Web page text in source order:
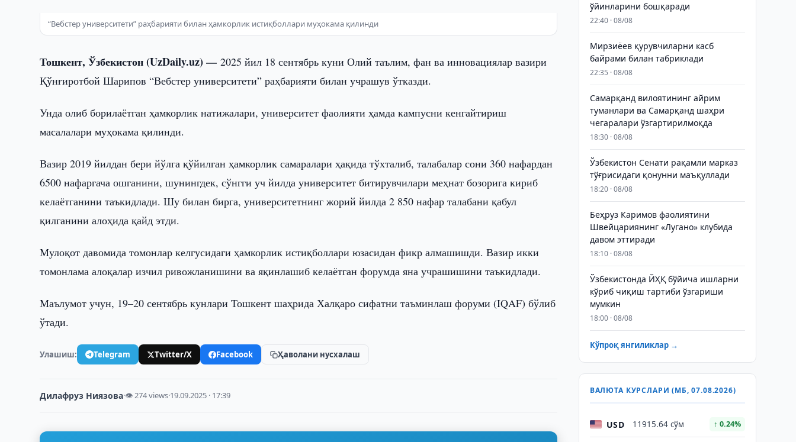
“Вебстер университети” раҳбарияти билан ҳамкорлик истиқболлари муҳокама қилинди
Тошкент, Ўзбекистон (UzDaily.uz) —2025 йил 18 сентябрь куни Олий таълим, фан ва инновациялар вазири
Қўнғиротбой Шарипов “Вебстер университети” раҳбарияти билан учрашув ўтказди.
Унда олиб борилаётган ҳамкорлик натижалари, университет фаолияти ҳамда кампусни кенгайтириш
масалалари муҳокама қилинди.
Вазир 2019 йилдан бери йўлга қўйилган ҳамкорлик самаралари ҳақида тўхталиб, талабалар сони 360 нафардан
6500 нафаргача ошганини, шунингдек, сўнгги уч йилда университет битирувчилари меҳнат бозорига кириб
келаётганини таъкидлади. Шу билан бирга, университетнинг жорий йилда 2 850 нафар талабани қабул
қилганини алоҳида қайд этди.
Мулоқот давомида томонлар келгусидаги ҳамкорлик истиқболлари юзасидан фикр алмашишди. Вазир икки
томонлама алоқалар изчил ривожланишини ва яқинлашиб келаётган форумда яна учрашишини таъкидлади.
Маълумот учун, 19–20 сентябрь кунлари Тошкент шаҳрида Халқаро сифатни таъминлаш форуми (IQAF) бўлиб
ўтади.
Улашиш: Telegram Twitter/X Facebook Ҳаволани нусхалаш
Дилафруз Ниязова·👁 274 views·19.09.2025 · 17:39
ўйинларини бошқаради
22:40 · 08/08
Мирзиёев қурувчиларни касб
байрами билан табриклади
22:35 · 08/08
Самарқанд вилоятининг айрим
туманлари ва Самарқанд шаҳри
чегаралари ўзгартирилмоқда
18:30 · 08/08
Ўзбекистон Сенати рақамли марказ
тўғрисидаги қонунни маъқуллади
18:20 · 08/08
Беҳруз Каримов фаолиятини
Швейцариянинг «Лугано» клубида
давом эттиради
18:10 · 08/08
Ўзбекистонда ЙҲҚ бўйича ишларни
кўриб чиқиш тартиби ўзгариши
мумкин
18:00 · 08/08
Кўпроқ янгиликлар →
ВАЛЮТА КУРСЛАРИ (МБ, 07.08.2026)
USD 11915.64 сўм ↑ 0.24%